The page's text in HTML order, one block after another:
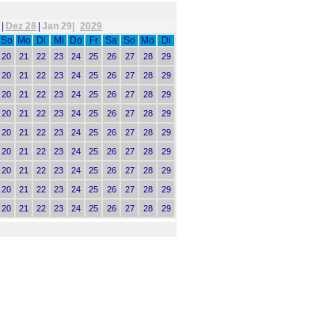
Dez 28 Jan 29|
2029
So Mo Di Mi Do Fr Sa So Mo Di
20 21 22 23 24 25 26 27 28
29
20 21 22 23 24 25 26 27 28
29
20 21 22 23 24 25 26 27 28
29
20 21 22 23 24 25 26 27 28
29
20 21 22 23 24 25 26 27 28
29
20 21 22 23 24 25 26 27 28
29
20 21 22 23 24 25 26 27 28
29
20 21 22 23 24 25 26 27 28
29
20 21 22 23 24 25 26 27 28 29